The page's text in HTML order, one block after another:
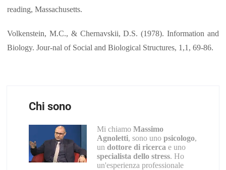
reading, Massachusetts.
Volkenstein, M.C., & Chernavskii, D.S. (1978). Information and
Biology. Jour-nal of Social and Biological Structures, 1,1, 69-86.
Chi sono
Mi chiamo Massimo
Agnoletti, sono uno psicologo,
un dottore di ricerca e uno
specialista dello stress. Ho
un'esperienza professionale